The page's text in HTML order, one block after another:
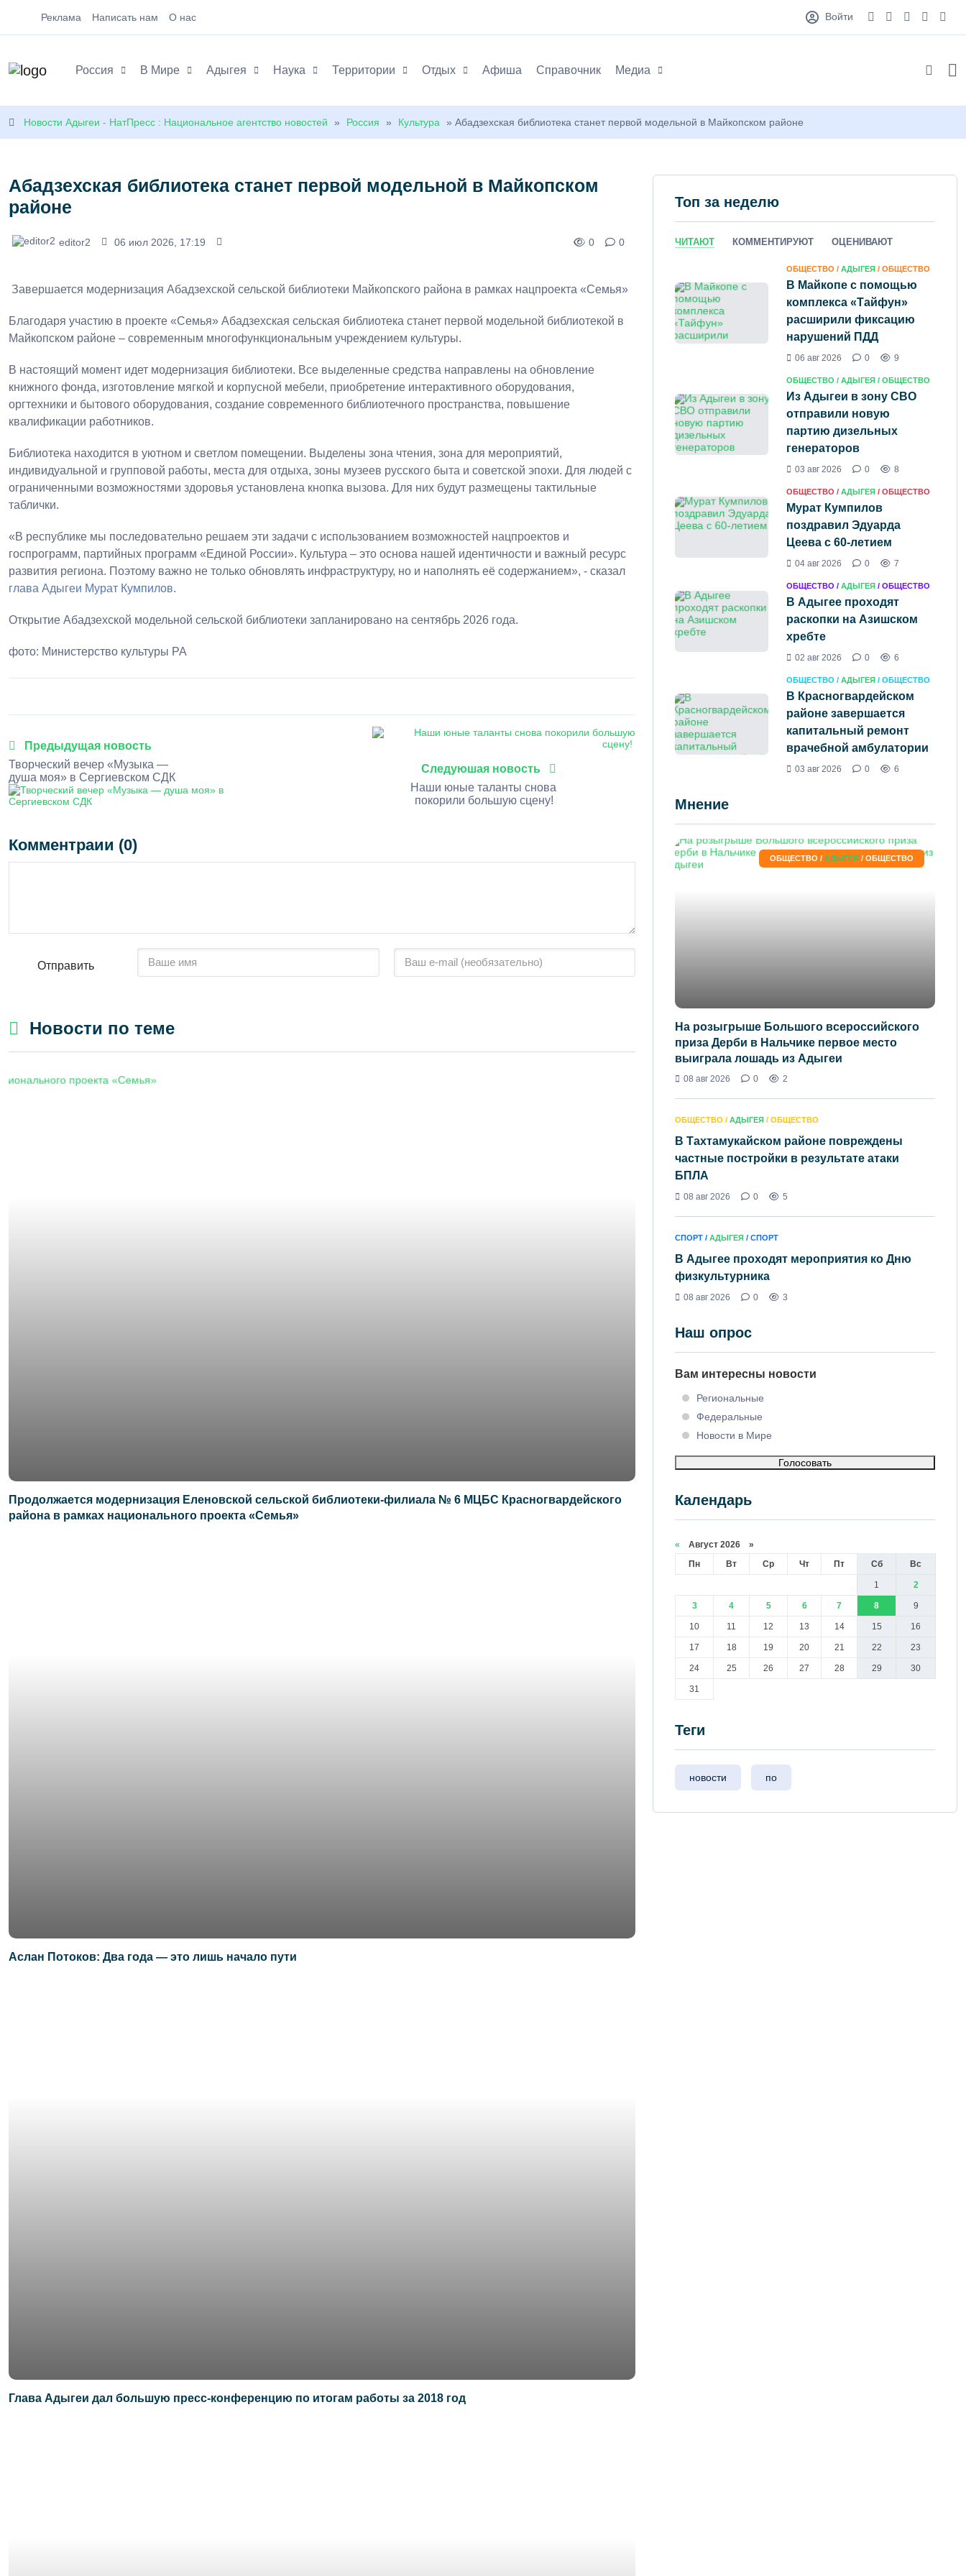
Реклама Написать нам О нас Войти
Россия В Мире Адыгея Наука Территории Отдых Афиша Справочник Медиа
Новости Адыгеи - НатПресс : Национальное агентство новостей » Россия » Культура » Абадзехская библиотека станет первой модельной в Майкопском районе
Абадзехская библиотека станет первой модельной в Майкопском
районе
editor2 06 июл 2026, 17:19 0 0
Завершается модернизация Абадзехской сельской библиотеки Майкопского района в рамках нацпроекта «Семья»
Благодаря участию в проекте «Семья» Абадзехская сельская библиотека станет первой модельной библиотекой в
Майкопском районе – современным многофункциональным учреждением культуры.
В настоящий момент идет модернизация библиотеки. Все выделенные средства направлены на обновление
книжного фонда, изготовление мягкой и корпусной мебели, приобретение интерактивного оборудования,
оргтехники и бытового оборудования, создание современного библиотечного пространства, повышение
квалификации работников.
Библиотека находится в уютном и светлом помещении. Выделены зона чтения, зона для мероприятий,
индивидуальной и групповой работы, места для отдыха, зоны музеев русского быта и советской эпохи. Для людей с
ограниченными возможностями здоровья установлена кнопка вызова. Для них будут размещены тактильные
таблички.
«В республике мы последовательно решаем эти задачи с использованием возможностей нацпроектов и
госпрограмм, партийных программ «Единой России». Культура – это основа нашей идентичности и важный ресурс
развития региона. Поэтому важно не только обновлять инфраструктуру, но и наполнять её содержанием», - сказал
глава Адыгеи Мурат Кумпилов.
Открытие Абадзехской модельной сельской библиотеки запланировано на сентябрь 2026 года.
фото: Министерство культуры РА
Предыдущая новость
Творческий вечер «Музыка —
душа моя» в Сергиевском СДК
Следуюшая новость
Наши юные таланты снова
покорили большую сцену!
Комментраии (0)
Отправить
Новости по теме
Продолжается модернизация Еленовской сельской библиотеки-филиала № 6 МЦБС Красногвардейского
района в рамках национального проекта «Семья»
Аслан Потоков: Два года — это лишь начало пути
Глава Адыгеи дал большую пресс-конференцию по итогам работы за 2018 год
Топ за неделю
ЧИТАЮТ КОММЕНТИРУЮТ ОЦЕНИВАЮТ
ОБЩЕСТВО / АДЫГЕЯ / ОБЩЕСТВО
В Майкопе с помощью
комплекса «Тайфун»
расширили фиксацию
нарушений ПДД
06 авг 2026 0 9
ОБЩЕСТВО / АДЫГЕЯ / ОБЩЕСТВО
Из Адыгеи в зону СВО
отправили новую
партию дизельных
генераторов
03 авг 2026 0 8
ОБЩЕСТВО / АДЫГЕЯ / ОБЩЕСТВО
Мурат Кумпилов
поздравил Эдуарда
Цеева с 60-летием
04 авг 2026 0 7
ОБЩЕСТВО / АДЫГЕЯ / ОБЩЕСТВО
В Адыгее проходят
раскопки на Азишском
хребте
02 авг 2026 0 6
ОБЩЕСТВО / АДЫГЕЯ / ОБЩЕСТВО
В Красногвардейском
районе завершается
капитальный ремонт
врачебной амбулатории
03 авг 2026 0 6
Мнение
ОБЩЕСТВО / АДЫГЕЯ / ОБЩЕСТВО
На розыгрыше Большого всероссийского
приза Дерби в Нальчике первое место
выиграла лошадь из Адыгеи
08 авг 2026 0 2
ОБЩЕСТВО / АДЫГЕЯ / ОБЩЕСТВО
В Тахтамукайском районе повреждены
частные постройки в результате атаки
БПЛА
08 авг 2026 0 5
СПОРТ / АДЫГЕЯ / СПОРТ
В Адыгее проходят мероприятия ко Дню
физкультурника
08 авг 2026 0 3
Наш опрос
Вам интересны новости
Региональные
Федеральные
Новости в Мире
Голосовать
Календарь
« Август 2026 »
Пн
Вт Ср Чт Пт Сб Вс
1 2
3 4 5 6 7 8 9
10 11 12 13 14 15 16
17 18 19 20 21 22 23
24 25 26 27 28 29 30
31
Теги
новости по